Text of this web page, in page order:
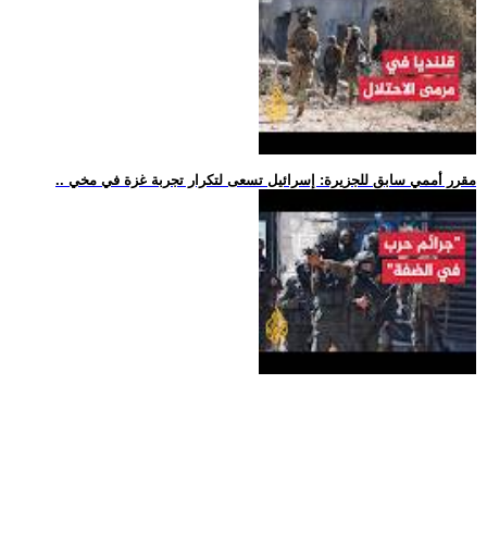
.. مقرر أممي سابق للجزيرة: إسرائيل تسعى لتكرار تجربة غزة في مخي